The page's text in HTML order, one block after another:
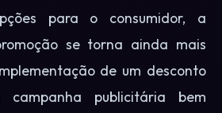
para o consumidor, a
se torna ainda mais
de um desconto
campanha publicitária bem